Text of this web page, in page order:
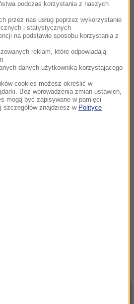
szkody majątkowej
fikcyjnych umów
targów przemysłu
Zbrojeniowa
FAKTY
podczas korzystania z naszych
przez nas usług poprzez wykorzystanie
i statystycznych
na podstawie sposobu korzystania z
reklam, które odpowiadają
danych użytkownika korzystającego
cookies możesz określić w
Bez wprowadzenia zmian ustawień,
mogą być zapisywane w pamięci
szczegółów znajdziesz w Polityce